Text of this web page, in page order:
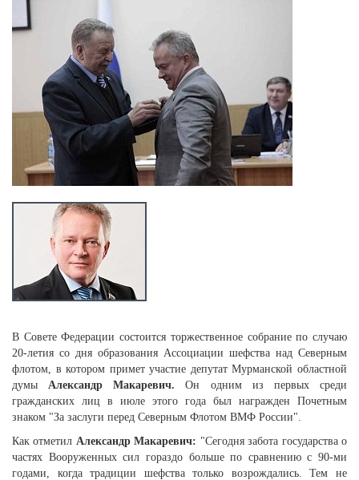
В Совете Федерации состоится торжественное собрание по случаю
20-летия со дня образования Ассоциации шефства над Северным
флотом, в котором примет участие депутат Мурманской областной
думы Александр Макаревич. Он одним из первых среди
гражданских лиц в июле этого года был награжден Почетным
знаком "За заслуги перед Северным Флотом ВМФ России".
Как отметил Александр Макаревич: "Сегодня забота государства о
частях Вооруженных сил гораздо больше по сравнению с 90-ми
годами, когда традиции шефства только возрождались. Тем не